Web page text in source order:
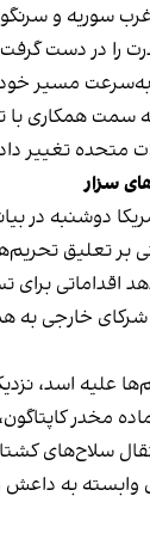
سوریه و
را در دست
به‌سرعت مسیر خود
سمت همکاری با
متحده تغییر
سزار
دوشنبه در
بر تعلیق
اقداماتی
خارجی به
علیه اسد،
مخدر
سلاح‌های
وابسته به داعش